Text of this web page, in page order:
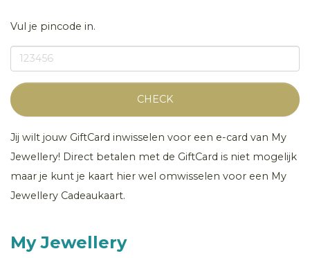
Vul je pincode in.
CHECK
Jij wilt jouw GiftCard inwisselen voor een e-card van My
Jewellery! Direct betalen met de GiftCard is niet mogelijk
maar je kunt je kaart hier wel omwisselen voor een My
Jewellery Cadeaukaart.
My Jewellery